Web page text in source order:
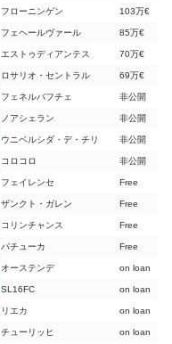
フローニンゲン 103万€
フェヘールヴァール 85万€
エストゥディアンテス 70万€
ロサリオ・セントラル 69万€
フェネルバフチェ 非公開
ノアシェラン 非公開
ウニベルシダ・デ・チリ 非公開
コロコロ 非公開
フェイレンセ Free
ザンクト・ガレン Free
コリンチャンス Free
パチューカ Free
オーステンデ on loan
SL16FC on loan
リエカ on loan
チューリッヒ on loan